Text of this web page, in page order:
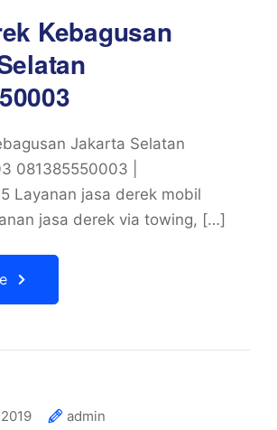
Kebagusan
Jakarta Selatan
081385550003 |
Layanan jasa derek mobil
jasa derek via towing, […]
admin